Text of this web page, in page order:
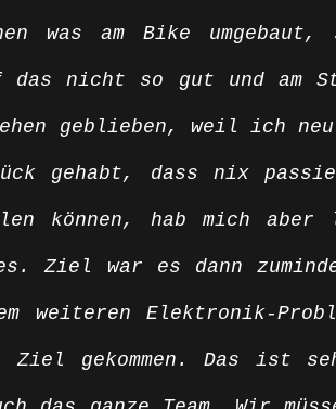
was am Bike
nicht so gut und am
geblieben, weil ich
gehabt, dass nix
können, hab mich aber
Ziel war es dann
weiteren Elektronik-
gekommen. Das ist